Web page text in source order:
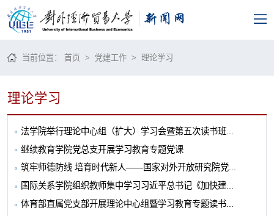
当前位置：首页 > 党建工作 >理论学习
理论学习
法学院举行理论中心组（扩大）学习会暨第五次读书班...
继续教育学院党总支开展学习教育专题党课
筑牢师德防线 培育时代新人——国家对外开放研究院党...
国际关系学院组织教师集中学习习近平总书记《加快建...
体育部直属党支部开展理论中心组暨学习教育专题读书...